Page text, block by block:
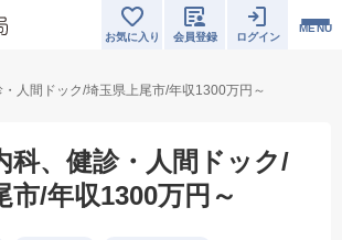
MENU
お気に入り 会員登録 ログイン
・人間ドック/埼玉県上尾市/年収1300万円～
科、健診・人間ドック/
市/年収1300万円～